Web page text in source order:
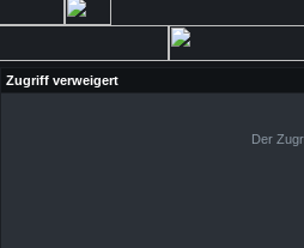
Zugriff verweigert
Der